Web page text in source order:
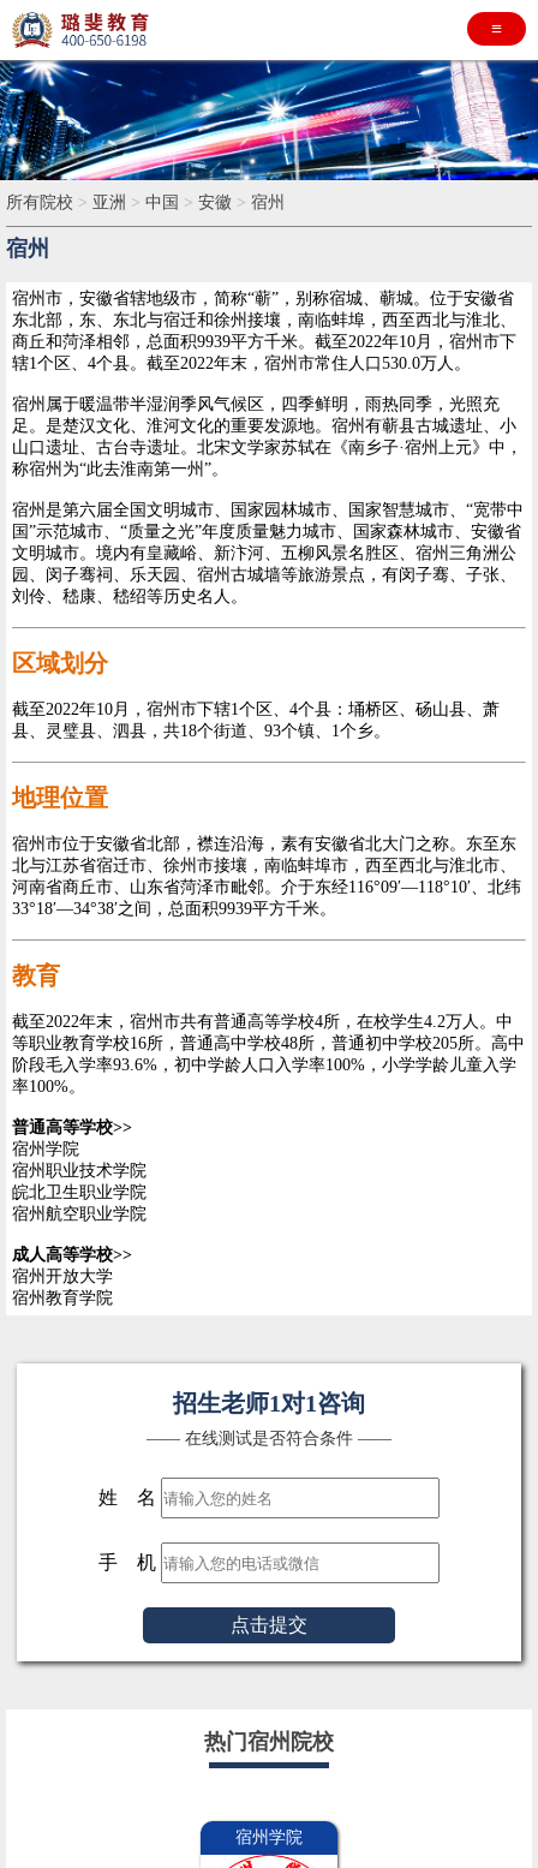
≡
所有院校 > 亚洲 > 中国 > 安徽 > 宿州
宿州
宿州市，安徽省辖地级市，简称“蕲”，别称宿城、蕲城。位于安徽省
东北部，东、东北与宿迁和徐州接壤，南临蚌埠，西至西北与淮北、
商丘和菏泽相邻，总面积9939平方千米。截至2022年10月，宿州市下
辖1个区、4个县。截至2022年末，宿州市常住人口530.0万人。
宿州属于暖温带半湿润季风气候区，四季鲜明，雨热同季，光照充
足。是楚汉文化、淮河文化的重要发源地。宿州有蕲县古城遗址、小
山口遗址、古台寺遗址。北宋文学家苏轼在《南乡子·宿州上元》中，
称宿州为“此去淮南第一州”。
宿州是第六届全国文明城市、国家园林城市、国家智慧城市、“宽带中
国”示范城市、“质量之光”年度质量魅力城市、国家森林城市、安徽省
文明城市。境内有皇藏峪、新汴河、五柳风景名胜区、宿州三角洲公
园、闵子骞祠、乐天园、宿州古城墙等旅游景点，有闵子骞、子张、
刘伶、嵇康、嵇绍等历史名人。
区域划分
截至2022年10月，宿州市下辖1个区、4个县：埇桥区、砀山县、萧
县、灵璧县、泗县，共18个街道、93个镇、1个乡。
地理位置
宿州市位于安徽省北部，襟连沿海，素有安徽省北大门之称。东至东
北与江苏省宿迁市、徐州市接壤，南临蚌埠市，西至西北与淮北市、
河南省商丘市、山东省菏泽市毗邻。介于东经116°09′—118°10′、北纬
33°18′—34°38′之间，总面积9939平方千米。
教育
截至2022年末，宿州市共有普通高等学校4所，在校学生4.2万人。中
等职业教育学校16所，普通高中学校48所，普通初中学校205所。高中
阶段毛入学率93.6%，初中学龄人口入学率100%，小学学龄儿童入学
率100%。
普通高等学校>>
宿州学院
宿州职业技术学院
皖北卫生职业学院
宿州航空职业学院
成人高等学校>>
宿州开放大学
宿州教育学院
招生老师1对1咨询
—— 在线测试是否符合条件 ——
姓 名
手 机
点击提交
热门宿州院校
宿州学院